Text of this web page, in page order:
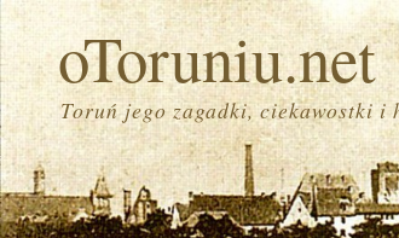
oToruniu.net
Toruń jego zagadki, ciekawostki